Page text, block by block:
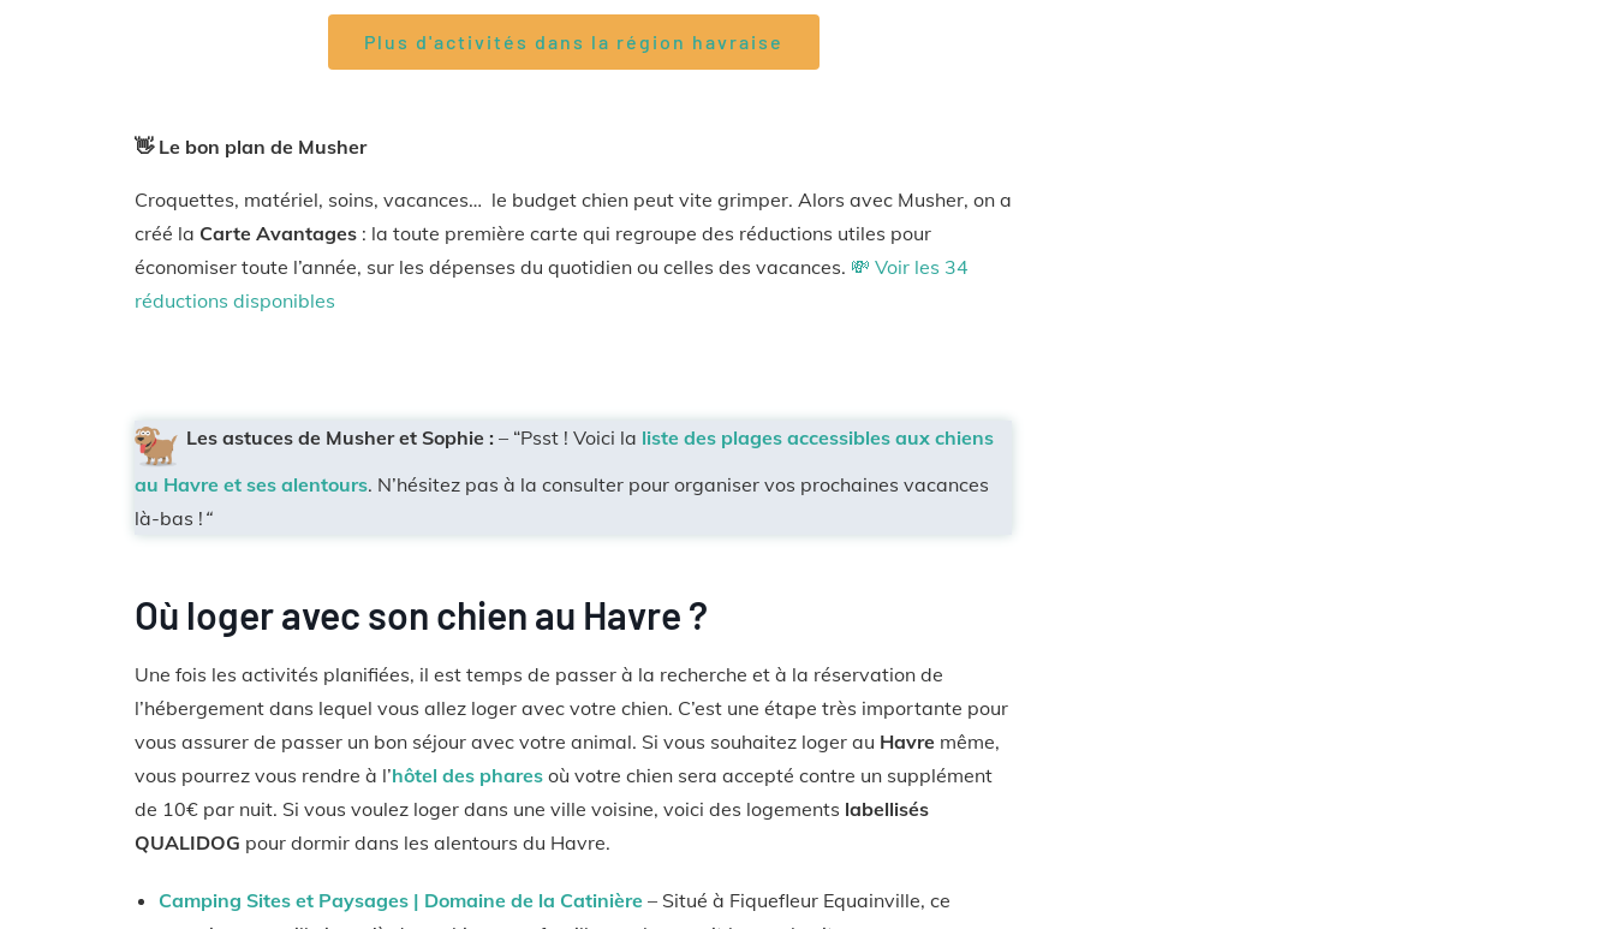
Plus d'activités dans la région havraise
👋 Le bon plan de Musher
Croquettes, matériel, soins, vacances… le budget chien peut vite grimper. Alors avec Musher, on a
créé la Carte Avantages : la toute première carte qui regroupe des réductions utiles pour
économiser toute l’année, sur les dépenses du quotidien ou celles des vacances. 💸 Voir les 34
réductions disponibles
Les astuces de Musher et Sophie : – “Psst ! Voici la liste des plages accessibles aux chiens
au Havre et ses alentours. N’hésitez pas à la consulter pour organiser vos prochaines vacances
là-bas ! “
Où loger avec son chien au Havre ?
Une fois les activités planifiées, il est temps de passer à la recherche et à la réservation de
l’hébergement dans lequel vous allez loger avec votre chien. C’est une étape très importante pour
vous assurer de passer un bon séjour avec votre animal. Si vous souhaitez loger au Havre même,
vous pourrez vous rendre à l’hôtel des phares où votre chien sera accepté contre un supplément
de 10€ par nuit. Si vous voulez loger dans une ville voisine, voici des logements labellisés
QUALIDOG pour dormir dans les alentours du Havre.
Camping Sites et Paysages | Domaine de la Catinière – Situé à Fiquefleur Equainville, ce